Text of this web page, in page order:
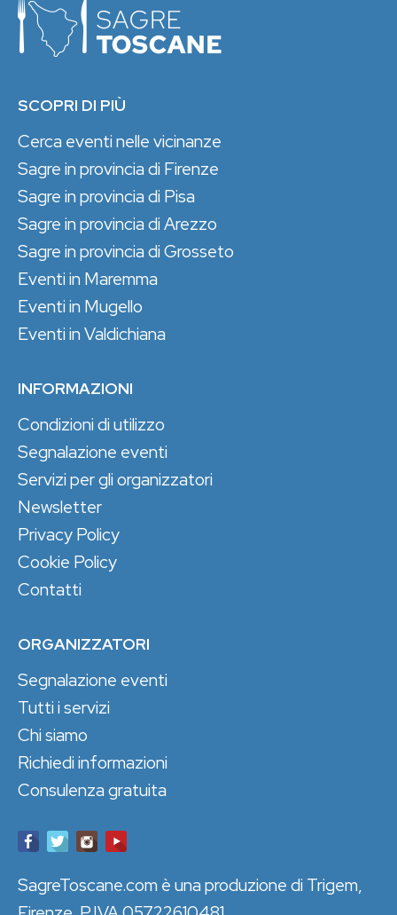
SCOPRI DI PIÙ
Cerca eventi nelle vicinanze
Sagre in provincia di Firenze
Sagre in provincia di Pisa
Sagre in provincia di Arezzo
Sagre in provincia di Grosseto
Eventi in Maremma
Eventi in Mugello
Eventi in Valdichiana
INFORMAZIONI
Condizioni di utilizzo
Segnalazione eventi
Servizi per gli organizzatori
Newsletter
Privacy Policy
Cookie Policy
Contatti
ORGANIZZATORI
Segnalazione eventi
Tutti i servizi
Chi siamo
Richiedi informazioni
Consulenza gratuita
SagreToscane.com è una produzione di Trigem,